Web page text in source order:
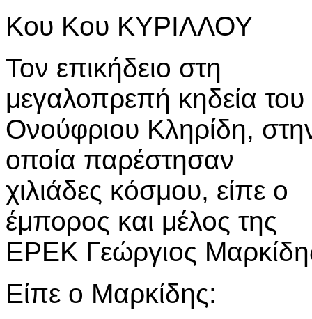
Κου Κου ΚΥΡΙΛΛΟΥ
Τον επικήδειο στη
μεγαλοπρεπή κηδεία του
Ονούφριου Κληρίδη,
οποία παρέστησαν
χιλιάδες κόσμου, είπε ο
έμπορος και μέλος της
ΕΡΕΚ Γεώργιος
Είπε ο Μαρκίδης: